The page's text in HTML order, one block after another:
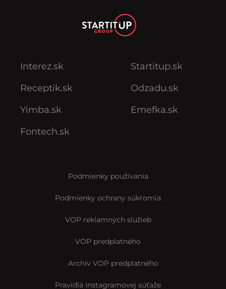
Interez.sk
Receptik.sk
Yimba.sk
Fontech.sk
Startitup.sk
Odzadu.sk
Emefka.sk
Podmienky používania
Podmienky ochrany súkromia
VOP reklamných služieb
VOP predplatného
Archív VOP predplatného
Pravidlá Instagramovej súťaže